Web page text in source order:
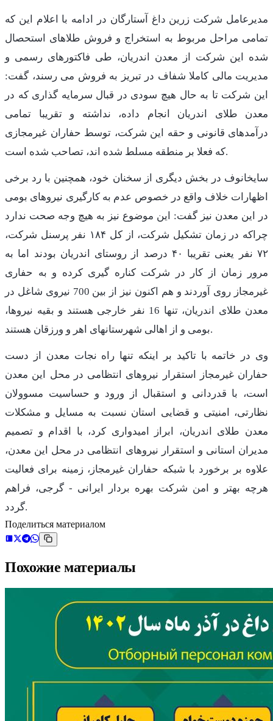
مدیرعامل شرکت زرین داغ آستارگان در ادامه با اعلام این که
تمامی مراحل مربوط به استخراج و فروش طلاهای استحصال
شده این شرکت از معدن اندریان، طی فاکتورهای رسمی و
مدیریت مالی کاملا شفاف در تبریز به فروش می رسند، گفت:
این شرکت تا به حال هیچ سودی در قبال سرمایه گذاری که در
معدن طلای اندریان انجام داده، نداشته و تقریبا تمامی
درآمدهای قانونی و حقه این شرکت، توسط حفاران غیرمجازی
که فعلا بر منطقه مسلط شده اند، تصاحب شده است.
سایخانوف در بخش دیگری از سخنان خود، همچنین با رد برخی
اظهارات خلاف واقع در خصوص عدم به کارگیری نیروهای بومی
در این معدن نیز گفت: این موضوع نیز به هیچ وجه صحت ندارد
چراکه در زمان تشکیل شرکت، از کل ۱۸۴ نفر پرسنل شرکت،
۷۲ نفر یعنی تقریبا ۴۰ درصد از روستای اندریان بودند اما به
مرور زمان از کار در شرکت کناره گیری کرده و به حفاری
غیرمجاز روی آوردند و هم اکنون نیز از بین 700 نیروی شاغل در
معدن طلای اندریان، تنها 16 نفر خارجی هستند و بقیه نیروها،
بومی و از اهالی شهرستانهای اهر و ورزقان هستند.
وی در خاتمه با تاکید بر اینکه تنها راه نجات معدن از دست
حفاران غیرمجاز استقرار نیروهای انتظامی در محل این معدن
است، با قدردانی و استقبال از ورود و حساسیت مسوولان
نظارتی، امنیتی و قضایی استان نسبت به مسایل و مشکلات
معدن طلای اندریان، ابراز امیدواری کرد، با اقدام و تصمیم
مدیران استانی و استقرار نیروهای انتظامی در محل این معدن،
علاوه بر برخورد با شبکه حفاران غیرمجاز، زمینه برای فعالیت
هرچه بهتر و امن شرکت بهره بردار ایرانی - گرجی، فراهم
گردد.
Поделиться материалом
Похожие материалы